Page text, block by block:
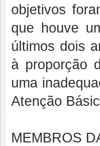
objetivos
que houve
últimos dois
à proporção
uma
Atenção
MEMBROS